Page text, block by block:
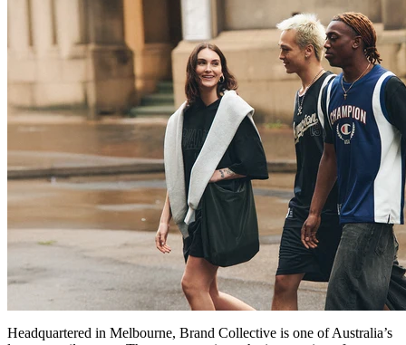
Headquartered in Melbourne, Brand Collective is one of Australia’s